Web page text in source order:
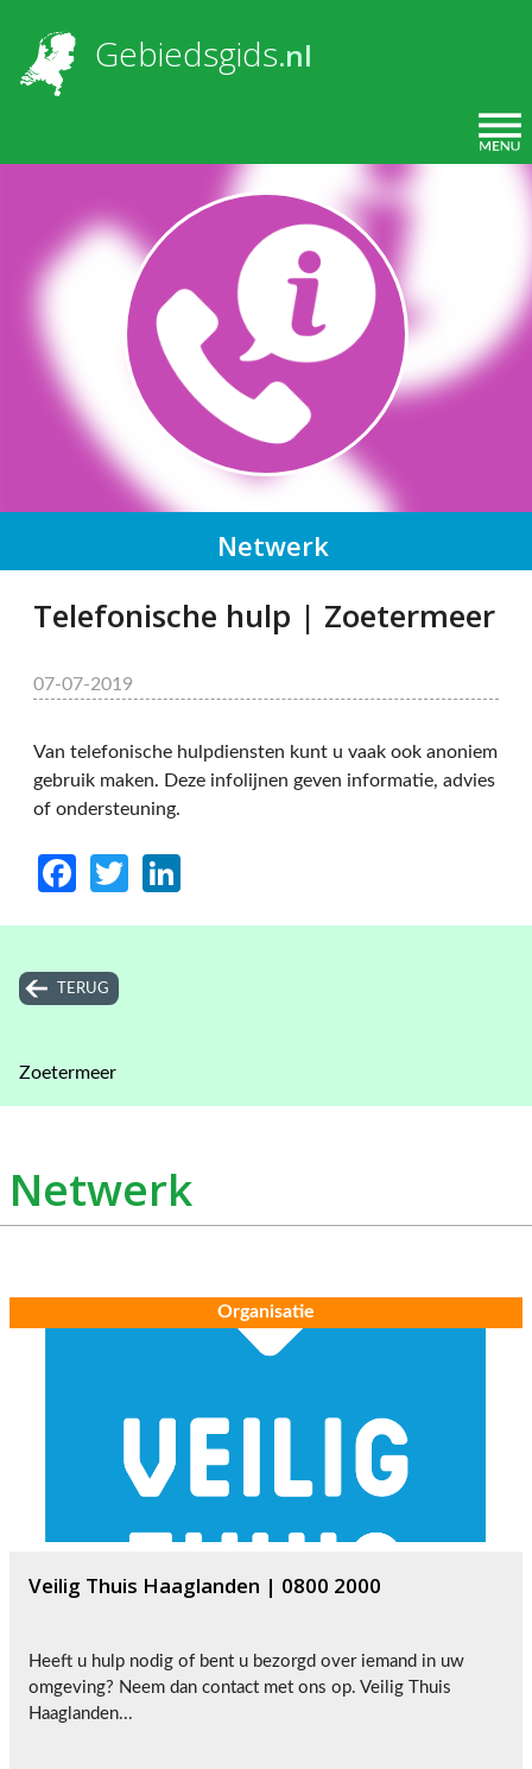
Netwerk
Gebiedsgids.nl
TERUG
Zoetermeer
Telefonische hulp | Zoetermeer
07-07-2019
Van telefonische hulpdiensten kunt u vaak ook anoniem
gebruik maken. Deze infolijnen geven informatie, advies
of ondersteuning.
Facebook
Twitter
Netwerk
Organisatie
Veilig Thuis Haaglanden | 0800 2000
Heeft u hulp nodig of bent u bezorgd over iemand in uw
omgeving? Neem dan contact met ons op. Veilig Thuis
Haaglanden...